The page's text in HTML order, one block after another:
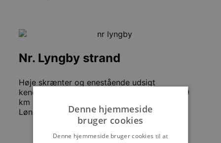
Nr. Lyngby strand
Høje skrænter og enestående udsigt
kendetegner Nr. Lyngby strand. Stranden er 9
km lang og beliggende imellem Løkken og
Lønstrup....
Denne hjemmeside
bruger cookies
Denne hjemmeside bruger cookies til at